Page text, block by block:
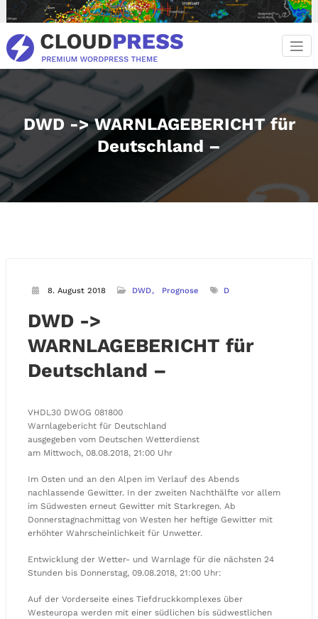
Inhalt
springen
DWD -> WARNLAGEBERICHT für
Deutschland –
8. August 2018 DWD Prognose D
DWD ->
WARNLAGEBERICHT für
Deutschland –
VHDL30 DWOG 081800
Warnlagebericht für Deutschland
ausgegeben vom Deutschen Wetterdienst
am Mittwoch, 08.08.2018, 21:00 Uhr
Im Osten und an den Alpen im Verlauf des Abends
nachlassende Gewitter. In der zweiten Nachthälfte vor allem
im Südwesten erneut Gewitter mit Starkregen. Ab
Donnerstagnachmittag von Westen her heftige Gewitter mit
erhöhter Wahrscheinlichkeit für Unwetter.
Entwicklung der Wetter- und Warnlage für die nächsten 24
Stunden bis Donnerstag, 09.08.2018, 21:00 Uhr:
Auf der Vorderseite eines Tiefdruckkomplexes über
Westeuropa werden mit einer südlichen bis südwestlichen